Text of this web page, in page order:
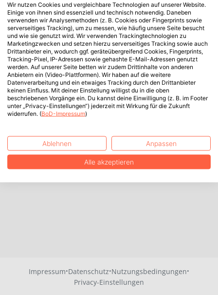
Impressum·Datenschutz·Nutzungsbedingungen·
Privacy-Einstellungen
Wir nutzen Cookies und vergleichbare Technologien auf unserer Website.
Einige von ihnen sind essenziell und technisch notwendig. Daneben
verwenden wir Analysemethoden (z. B. Cookies oder Fingerprints sowie
serverseitiges Tracking), um zu messen, wie häufig unsere Seite besucht
und wie sie genutzt wird. Wir verwenden Trackingtechnologien zu
Marketingzwecken und setzen hierzu serverseitiges Tracking sowie auch
Drittanbieter ein, wodurch ggf. geräteübergreifend Cookies, Fingerprints,
Tracking-Pixel, IP-Adressen sowie gehashte E-Mail-Adressen genutzt
werden. Auf unserer Seite betten wir zudem Drittinhalte von anderen
Anbietern ein (Video-Plattformen). Wir haben auf die weitere
Datenverarbeitung und ein etwaiges Tracking durch den Drittanbieter
keinen Einfluss. Mit deiner Einstellung willigst du in die oben
beschriebenen Vorgänge ein. Du kannst deine Einwilligung (z. B. im Footer
unter „Privacy-Einstellungen“) jederzeit mit Wirkung für die Zukunft
widerrufen. (BoD-Impressum)
Ablehnen Anpassen
Alle akzeptieren